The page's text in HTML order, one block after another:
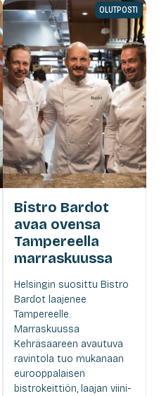
OLUTPOSTI
Bistro Bardot
avaa ovensa
Tampereella
marraskuussa
Helsingin suosittu Bistro
Bardot laajenee
Tampereelle.
Marraskuussa
Kehräsaareen avautuva
ravintola tuo mukanaan
eurooppalaisen
bistrokeittiön, laajan viini-